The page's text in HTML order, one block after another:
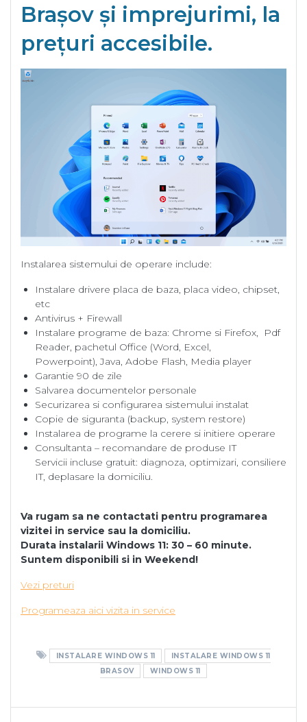
Brașov și imprejurimi, la
prețuri accesibile.
Instalarea sistemului de operare include:
Instalare drivere placa de baza, placa video, chipset,
etc
Antivirus + Firewall
Instalare programe de baza: Chrome si Firefox, Pdf
Reader, pachetul Office (Word, Excel,
Powerpoint), Java, Adobe Flash, Media player
Garantie 90 de zile
Salvarea documentelor personale
Securizarea si configurarea sistemului instalat
Copie de siguranta (backup, system restore)
Instalarea de programe la cerere si initiere operare
Consultanta – recomandare de produse IT
Servicii incluse gratuit: diagnoza, optimizari, consiliere
IT, deplasare la domiciliu.
Va rugam sa ne contactati pentru programarea
vizitei in service sau la domiciliu.
Durata instalarii Windows 11: 30 – 60 minute.
Suntem disponibili si in Weekend!
Vezi preturi
Programeaza aici vizita in service
INSTALARE WINDOWS 11
INSTALARE WINDOWS 11
BRASOV
WINDOWS 11